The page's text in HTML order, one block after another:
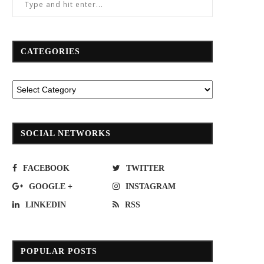
CATEGORIES
SOCIAL NETWORKS
FACEBOOK TWITTER
GOOGLE + INSTAGRAM
LINKEDIN RSS
POPULAR POSTS